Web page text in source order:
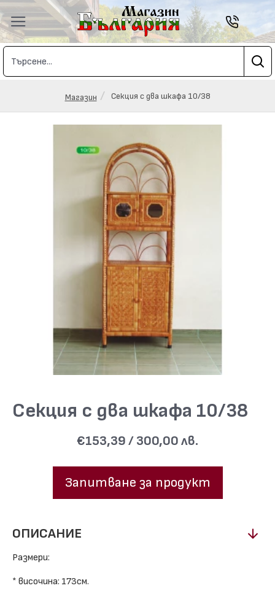
Магазин Секция с два шкафа 10/38
Секция с два шкафа 10/38
€153,39 / 300,00 лв.
Запитване за продукт
ОПИСАНИЕ
Размери:
* височина: 173см.